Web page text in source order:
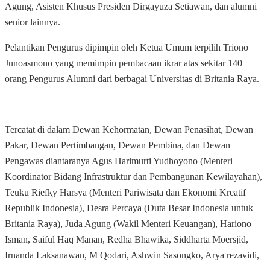
Agung, Asisten Khusus Presiden Dirgayuza Setiawan, dan alumni
senior lainnya.
Pelantikan Pengurus dipimpin oleh Ketua Umum terpilih Triono
Junoasmono yang memimpin pembacaan ikrar atas sekitar 140
orang Pengurus Alumni dari berbagai Universitas di Britania Raya.
Tercatat di dalam Dewan Kehormatan, Dewan Penasihat, Dewan
Pakar, Dewan Pertimbangan, Dewan Pembina, dan Dewan
Pengawas diantaranya Agus Harimurti Yudhoyono (Menteri
Koordinator Bidang Infrastruktur dan Pembangunan Kewilayahan),
Teuku Riefky Harsya (Menteri Pariwisata dan Ekonomi Kreatif
Republik Indonesia), Desra Percaya (Duta Besar Indonesia untuk
Britania Raya), Juda Agung (Wakil Menteri Keuangan), Hariono
Isman, Saiful Haq Manan, Redha Bhawika, Siddharta Moersjid,
Irnanda Laksanawan, M Qodari, Ashwin Sasongko, Arya rezavidi,